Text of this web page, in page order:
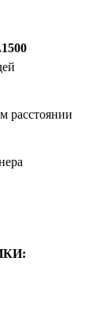
расстоянии